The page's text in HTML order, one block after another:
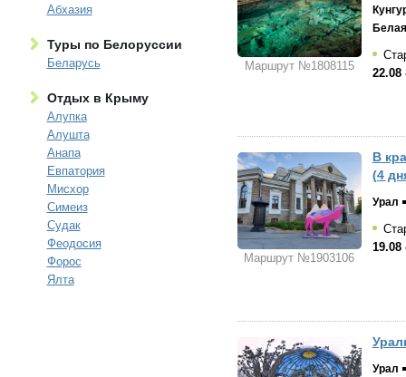
Абхазия
Туры по Белоруссии
Беларусь
Отдых в Крыму
Алупка
Алушта
Анапа
Евпатория
Мисхор
Симеиз
Судак
Феодосия
Форос
Ялта
Маршрут №1808115
22.08
Маршрут №1903106
В
(4
Урал
19.08
Урал